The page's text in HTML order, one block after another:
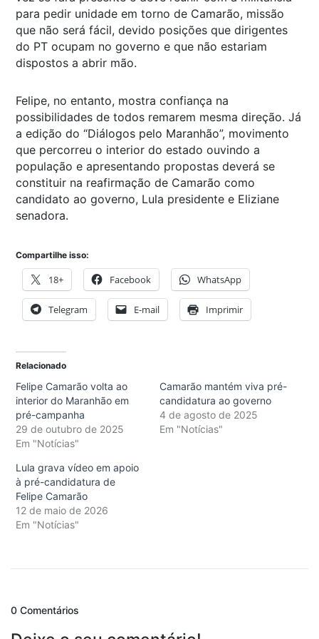
para pedir unidade em torno de Camarão, missão
que não será fácil, devido posições que dirigentes
do PT ocupam no governo e que não estariam
dispostos a abrir mão.
Felipe, no entanto, mostra confiança na
possibilidades de todos remarem mesma direção. Já
a edição do “Diálogos pelo Maranhão”, movimento
que percorreu o interior do estado ouvindo a
população e apresentando propostas deverá se
constituir na reafirmação de Camarão como
candidato ao governo, Lula presidente e Eliziane
senadora.
Compartilhe isso:
18+ Facebook WhatsApp
Telegram E-mail Imprimir
Relacionado
Felipe Camarão volta ao
interior do Maranhão em
pré-campanha
29 de outubro de 2025
Em "Notícias"
Camarão mantém viva pré-
candidatura ao governo
4 de agosto de 2025
Em "Notícias"
Lula grava vídeo em apoio
à pré-candidatura de
Felipe Camarão
12 de maio de 2026
Em "Notícias"
0 Comentários